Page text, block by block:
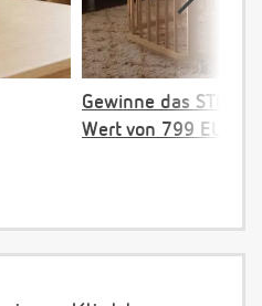
Gewinne das
Wert von 799 EUR